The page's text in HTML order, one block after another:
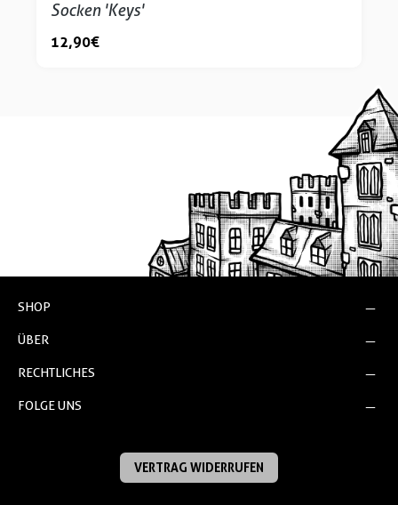
Socken 'Keys'
12,90 €
SHOP
ÜBER
RECHTLICHES
FOLGE UNS
VERTRAG WIDERRUFEN